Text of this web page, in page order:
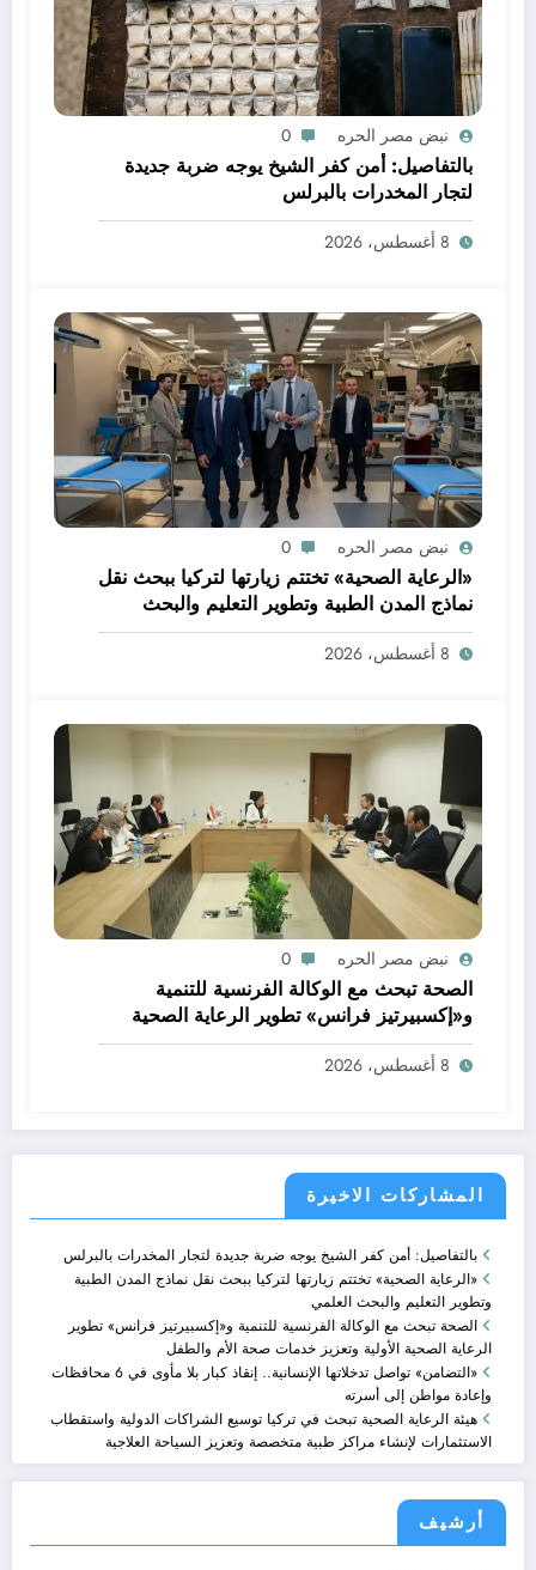
المشاركات الاخيرة
بالتفاصيل: أمن كفر الشيخ يوجه ضربة جديدة لتجار المخدرات بالبرلس
«الرعاية الصحية» تختتم زيارتها لتركيا ببحث نقل نماذج المدن الطبية
وتطوير التعليم والبحث العلمي
الصحة تبحث مع الوكالة الفرنسية للتنمية و«إكسبيرتيز فرانس» تطوير
الرعاية الصحية الأولية وتعزيز خدمات صحة الأم والطفل
«التضامن» تواصل تدخلاتها الإنسانية.. إنقاذ كبار بلا مأوى في 6 محافظات
وإعادة مواطن إلى أسرته
هيئة الرعاية الصحية تبحث في تركيا توسيع الشراكات الدولية واستقطاب
الاستثمارات لإنشاء مراكز طبية متخصصة وتعزيز السياحة العلاجية
أرشيف
نبض مصر الحره 0
بالتفاصيل: أمن كفر الشيخ يوجه ضربة جديدة
لتجار المخدرات بالبرلس
8 أغسطس، 2026
نبض مصر الحره 0
«الرعاية الصحية» تختتم زيارتها لتركيا ببحث نقل
نماذج المدن الطبية وتطوير التعليم والبحث
العلمي
8 أغسطس، 2026
نبض مصر الحره 0
الصحة تبحث مع الوكالة الفرنسية للتنمية
و«إكسبيرتيز فرانس» تطوير الرعاية الصحية
الأولية وتعزيز خدمات صحة الأم والطفل
8 أغسطس، 2026